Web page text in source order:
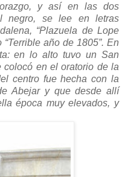
y así en las dos
negro, se lee en letras
“Plazuela de Lope
año de 1805”. En
en lo alto tuvo un San
colocó en el oratorio de la
centro fue hecha con la
Abejar y que desde allí
época muy elevados, y